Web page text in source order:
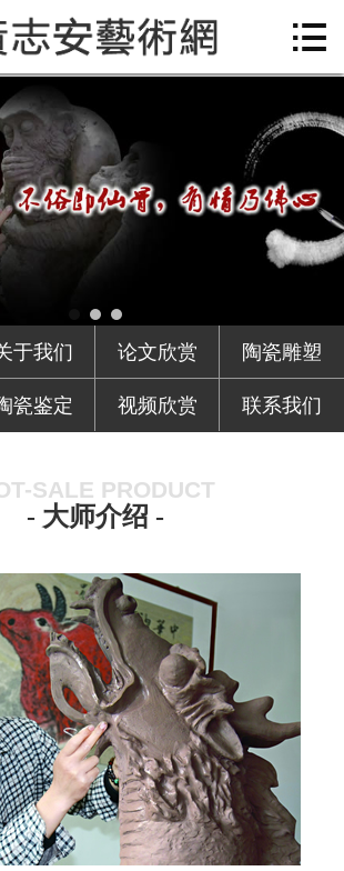
网站首页
陶瓷雕塑
视频欣赏

于我们 论文欣赏 陶瓷雕塑
瓷鉴定 视频欣赏 联系我们
SALE PRODUCT
- 大师介绍 -